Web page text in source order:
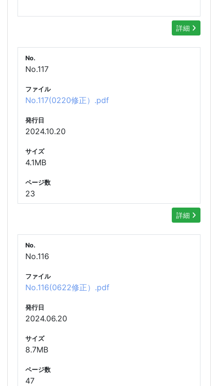
詳細
No.
No.117
ファイル
No.117(0220修正）.pdf
発行日
2024.10.20
サイズ
4.1MB
ページ数
23
詳細
No.
No.116
ファイル
No.116(0622修正）.pdf
発行日
2024.06.20
サイズ
8.7MB
ページ数
47